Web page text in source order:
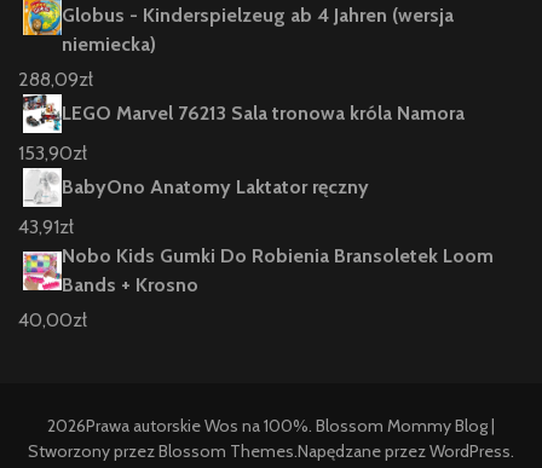
Globus - Kinderspielzeug ab 4 Jahren (wersja
niemiecka)
288,09zł
LEGO Marvel 76213 Sala tronowa króla Namora
153,90zł
BabyOno Anatomy Laktator ręczny
43,91zł
Nobo Kids Gumki Do Robienia Bransoletek Loom
Bands + Krosno
40,00zł
2026Prawa autorskieWos na 100%. Blossom Mommy Blog |
Stworzony przezBlossom Themes.Napędzane przezWordPress.